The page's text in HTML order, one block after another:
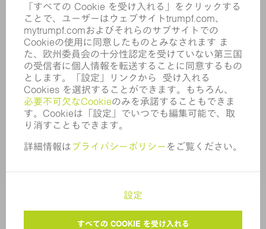
コンプライアンス
内部通報制度
セキュリティ
プレスリリース
マガジン
サステナビリティ
気候と環境
社会と地域
コーポレートガバナンス
サイト管理者情報
プライバシー設定